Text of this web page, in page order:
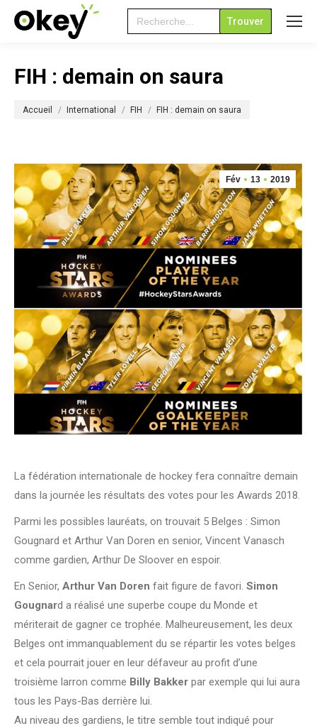
Search
for:
FIH : demain on saura
Accueil International FIH FIH : demain on saura
Fév 13 2019
La fédération internationale de hockey fera connaître demain
dans la journée les résultats des votes pour les Awards 2018.
Parmi les possibles lauréats, on trouvait 5 Belges : Simon
Gougnard et Arthur Van Doren en senior, Vincent Vanasch
comme gardien, Arthur De Sloover en espoir.
En Senior, Arthur Van Doren fait figure de favori. Simon
Gougnard a réalisé une superbe coupe du Monde et
mériterait de gagner ce trophée. Malheureusement, les deux
Belges ont immanquablement du se répartir les votes belges
et cela pourrait jouer en leur défaveur au profit d’une
troisième larron comme Billy Bakker par exemple qui lui aura
tous les Pays-Bas derrière lui.
Au niveau des gardiens, le titre semble tout indiqué pour